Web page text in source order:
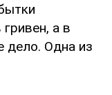
а в
дело. Одна из